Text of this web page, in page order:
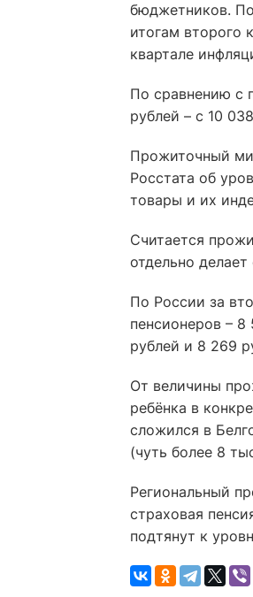
бюджетников.
итогам второго
квартале
По сравнению с
рублей – с 10
Прожиточный
Росстата об
товары и их
Считается
отдельно
По России за
пенсионеров –
рублей и 8 269
От величины
ребёнка в
сложился в
(чуть более 8
Региональный
страховая
подтянут к